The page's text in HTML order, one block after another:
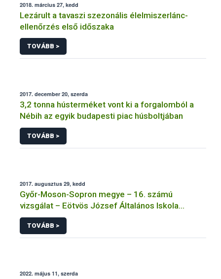
2018. március 27, kedd
Lezárult a tavaszi szezonális élelmiszerlánc-
ellenőrzés első időszaka
TOVÁBB >
2017. december 20, szerda
3,2 tonna hústerméket vont ki a forgalomból a
Nébih az egyik budapesti piac húsboltjában
TOVÁBB >
2017. augusztus 29, kedd
Győr-Moson-Sopron megye – 16. számú
vizsgálat – Eötvös József Általános Iskola
Tálalókonyha – Bősárkány
TOVÁBB >
2022. május 11, szerda